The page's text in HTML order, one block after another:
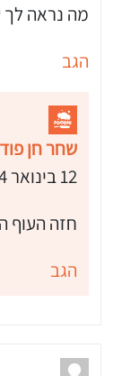
מה נראה לך
הגב
שחר חן
12 בינואר 2024 בשעה 3:4
חזה העוף
הגב